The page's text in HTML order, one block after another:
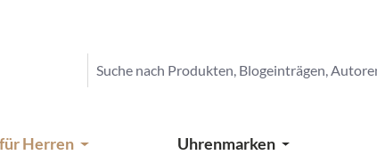
für Herren Uhrenmarken